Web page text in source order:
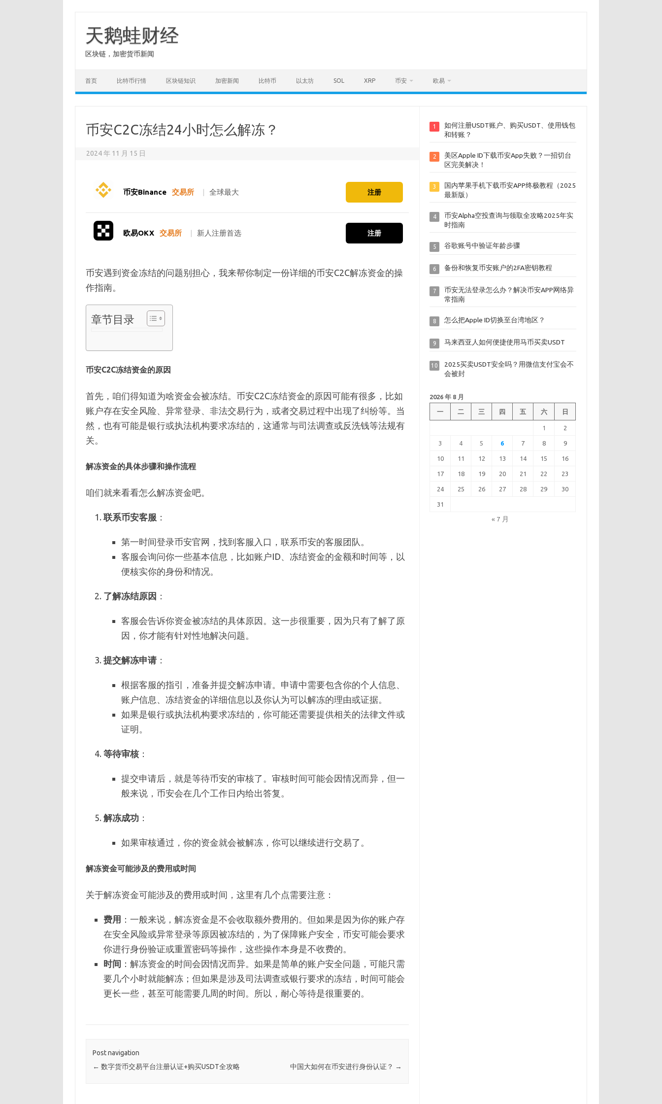
content
天鹅蛙财经
区块链，加密货币新闻
首页 比特币行情 区块链知识 加密新闻 比特币 以太坊 SOL XRP 币安 欧易
币安C2C冻结24小时怎么解冻？
2024 年 11 月 15 日
币安Binance 交易所 | 全球最大 注册
欧易OKX 交易所 | 新人注册首选 注册
币安遇到资金冻结的问题别担心，我来帮你制定一份详细的币安C2C解冻资金的操
作指南。
章节目录
币安C2C冻结资金的原因
首先，咱们得知道为啥资金会被冻结。币安C2C冻结资金的原因可能有很多，比如
账户存在安全风险、异常登录、非法交易行为，或者交易过程中出现了纠纷等。当
然，也有可能是银行或执法机构要求冻结的，这通常与司法调查或反洗钱等法规有
关。
解冻资金的具体步骤和操作流程
咱们就来看看怎么解冻资金吧。
联系币安客服 ：
第一时间登录币安官网，找到客服入口，联系币安的客服团队。
客服会询问你一些基本信息，比如账户ID、冻结资金的金额和时间等，以
便核实你的身份和情况。
了解冻结原因 ：
客服会告诉你资金被冻结的具体原因。这一步很重要，因为只有了解了原
因，你才能有针对性地解决问题。
提交解冻申请：
根据客服的指引，准备并提交解冻申请。申请中需要包含你的个人信息、
账户信息、冻结资金的详细信息以及你认为可以解冻的理由或证据。
如果是银行或执法机构要求冻结的，你可能还需要提供相关的法律文件或
证明。
等待审核：
提交申请后，就是等待币安的审核了。审核时间可能会因情况而异，但一
般来说，币安会在几个工作日内给出答复。
解冻成功 ：
如果审核通过，你的资金就会被解冻，你可以继续进行交易了。
解冻资金可能涉及的费用或时间
关于解冻资金可能涉及的费用或时间，这里有几个点需要注意：
费用 ：一般来说，解冻资金是不会收取额外费用的。但如果是因为你的账户存
在安全风险或异常登录等原因被冻结的，为了保障账户安全，币安可能会要求
你进行身份验证或重置密码等操作，这些操作本身是不收费的。
时间 ：解冻资金的时间会因情况而异。如果是简单的账户安全问题，可能只需
要几个小时就能解冻；但如果是涉及司法调查或银行要求的冻结，时间可能会
更长一些，甚至可能需要几周的时间。所以，耐心等待是很重要的。
Post navigation
← 数字货币交易平台注册认证+购买USDT全攻略 中国大如何在币安进行身份认证？ →
1
如何注册USDT账户、购买USDT、使用钱包
和转账？
2
美区Apple ID下载币安App失败？一招切台
区完美解决！
3
国内苹果手机下载币安APP终极教程（2025
最新版）
4
币安Alpha空投查询与领取全攻略2025年实
时指南
5 谷歌账号中验证年龄步骤
6 备份和恢复币安账户的2FA密钥教程
7
币安无法登录怎么办？解决币安APP网络异
常指南
8 怎么把Apple ID切换至台湾地区？
9 马来西亚人如何便捷使用马币买卖USDT
10
2025买卖USDT安全吗？用微信支付宝会不
会被封
2026 年 8 月
一 二 三 四 五 六 日
1 2
3 4 5 6 7 8 9
10 11 12 13 14 15 16
17 18 19 20 21 22 23
24 25 26 27 28 29 30
31
« 7 月